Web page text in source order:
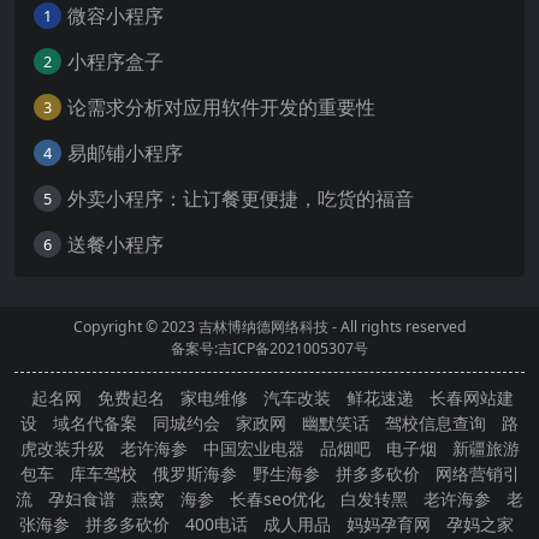
1 微容小程序
2 小程序盒子
3 论需求分析对应用软件开发的重要性
4 易邮铺小程序
5 外卖小程序：让订餐更便捷，吃货的福音
6 送餐小程序
Copyright © 2023吉林博纳德网络科技- All rights reserved
备案号:吉ICP备2021005307号
起名网 免费起名 家电维修 汽车改装 鲜花速递
长春网站建
设
域名代备案 同城约会 家政网 幽默笑话 驾校信息查询
路
虎改装升级
老许海参 中国宏业电器 品烟吧 电子烟
新疆旅游
包车
库车驾校 俄罗斯海参 野生海参 拼多多砍价
网络营销引
流
孕妇食谱 燕窝 海参 长春seo优化 白发转黑 老许海参
老
张海参
拼多多砍价 400电话 成人用品 妈妈孕育网
孕妈之家